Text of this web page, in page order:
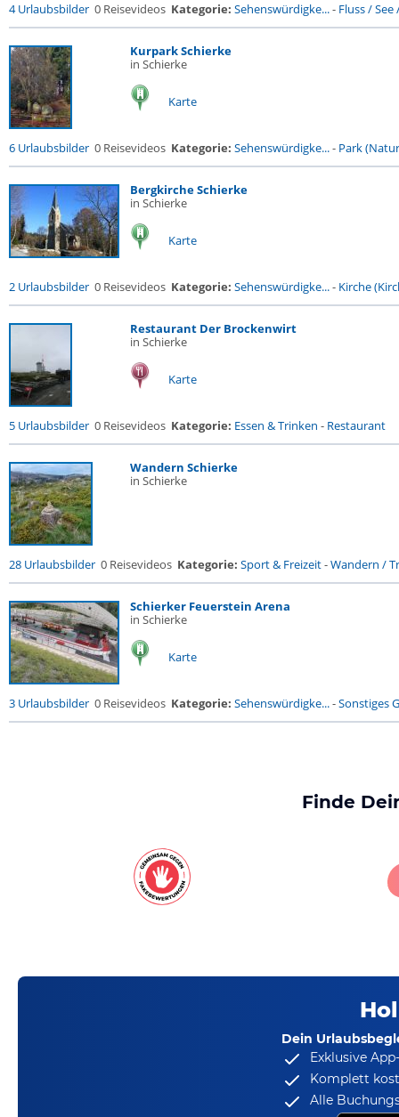
4 Urlaubsbilder 0 Reisevideos Kategorie: Sehenswürdigke...- Fluss / See
Kurpark Schierke
in Schierke
Karte
6 Urlaubsbilder 0 Reisevideos Kategorie: Sehenswürdigke...- Park
Bergkirche Schierke
in Schierke
Karte
2 Urlaubsbilder 0 Reisevideos Kategorie: Sehenswürdigke...- Kirche
Restaurant Der Brockenwirt
in Schierke
Karte
5 Urlaubsbilder 0 Reisevideos Kategorie: Essen & Trinken - Restaurant
Wandern Schierke
in Schierke
28 Urlaubsbilder 0 Reisevideos Kategorie: Sport & Freizeit-Wandern /
Schierker Feuerstein Arena
in Schierke
Karte
3 Urlaubsbilder 0 Reisevideos Kategorie: Sehenswürdigke...-Sonstiges
Finde
Dein
Exklusive
Komplett
Alle